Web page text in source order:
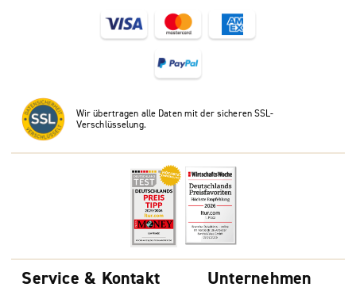
Wir übertragen alle Daten mit der sicheren SSL-
Verschlüsselung.
Service & Kontakt Unternehmen